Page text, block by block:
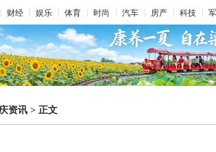
财经 娱乐 体育 时尚 汽车 房产 科技
资讯 > 正文